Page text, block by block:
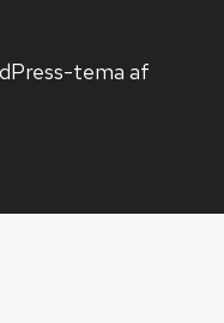
tema af